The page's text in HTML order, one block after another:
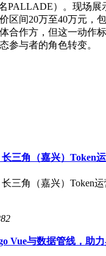
PALLADE）。现场展
区间20万至40万元，
合作方，但这一动作
参与者的角色转变。
三角（嘉兴）Token
三角（嘉兴）Token
Vue与数据管线，助